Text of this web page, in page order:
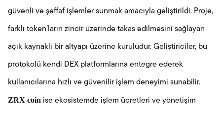
güvenli ve şeffaf işlemler sunmak amacıyla geliştirildi. Proje,
farklı token’ların zincir üzerinde takas edilmesini sağlayan
açık kaynaklı bir altyapı üzerine kuruludur. Geliştiriciler, bu
protokolü kendi DEX platformlarına entegre ederek
kullanıcılarına hızlı ve güvenilir işlem deneyimi sunabilir.
ZRX coin ise ekosistemde işlem ücretleri ve yönetişim